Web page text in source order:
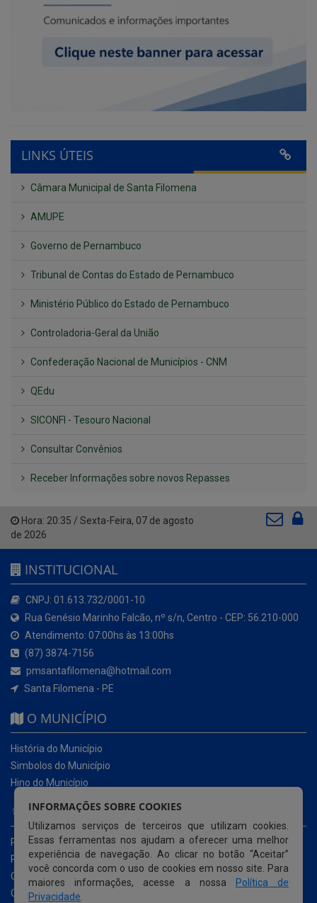
LINKS ÚTEIS
Câmara Municipal de Santa Filomena
AMUPE
Governo de Pernambuco
Tribunal de Contas do Estado de Pernambuco
Ministério Público do Estado de Pernambuco
Controladoria-Geral da União
Confederação Nacional de Municípios - CNM
QEdu
SICONFI - Tesouro Nacional
Consultar Convênios
Receber Informações sobre novos Repasses
Hora: 20:35 / Sexta-Feira, 07 de agosto
de 2026
INSTITUCIONAL
CNPJ: 01.613.732/0001-10
Rua Genésio Marinho Falcão, nº s/n, Centro - CEP: 56.210-000
Atendimento: 07:00hs às 13:00hs
(87) 3874-7156
pmsantafilomena@hotmail.com
Santa Filomena - PE
O MUNICÍPIO
História do Município
Simbolos do Município
Hino do Município
NOSSOS SERVIÇOS
Portal da Transparência
Portal da Transparência da COVID-19
Cartas de Serviços ao Usuário
Ouvidoria Municipal
INFORMAÇÕES SOBRE COOKIES
Utilizamos serviços de terceiros que utilizam cookies.
Essas ferramentas nos ajudam a oferecer uma melhor
experiência de navegação. Ao clicar no botão “Aceitar”
você concorda com o uso de cookies em nosso site. Para
maiores informações, acesse a nossa
Política de
Privacidade